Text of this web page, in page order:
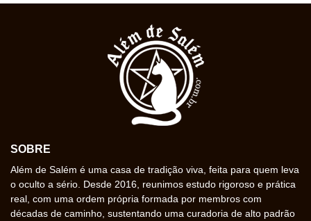
SOBRE
Além de Salém é uma casa de tradição viva, feita para quem leva
o oculto a sério. Desde 2016, reunimos estudo rigoroso e prática
real, com uma ordem própria formada por membros com
décadas de caminho, sustentando uma curadoria de alto padrão